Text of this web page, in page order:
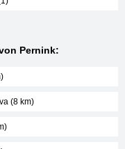
Pernink:
(8 km)